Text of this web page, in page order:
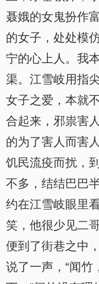
聂娥的女鬼扮作
的女子，处处模
宁的心上人。我
渠。江雪岐用指
女子之爱，本就
合起来，邪祟害
的为了害人而害
饥民流疫而扰，
不多，结结巴巴
约在江雪岐眼里
笑，他很少见二
便到了街巷之中
说了一声，“闻竹